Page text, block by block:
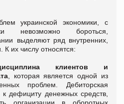
украинской экономики, с
невозможно бороться,
выделяют ряд внутренних,
К их числу относятся:
клиентов и
, которая является одной из
проблем. Дебиторская
к дефициту денежных средств,
организации в оборотных